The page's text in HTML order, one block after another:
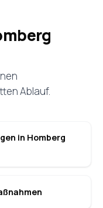
Ablauf.
in Homberg